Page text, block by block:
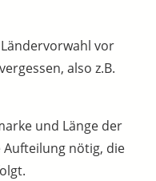
vor
also z.B.
und Länge der
nötig, die